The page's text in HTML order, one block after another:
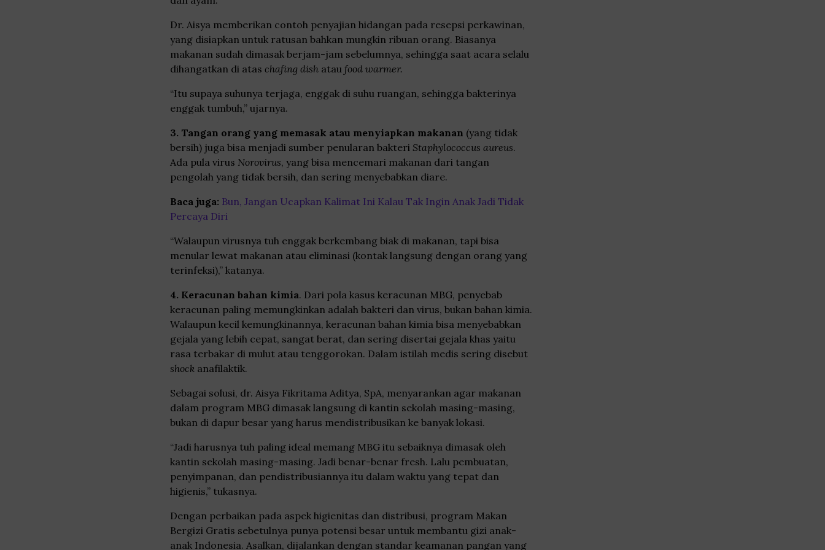
Dr. Aisya memberikan contoh penyajian hidangan pada resepsi perkawinan,
yang disiapkan untuk ratusan bahkan mungkin ribuan orang. Biasanya
makanan sudah dimasak berjam-jam sebelumnya, sehingga saat acara selalu
dihangatkan di atas chafing dishatau food warmer.
“Itu supaya suhunya terjaga, enggak di suhu ruangan, sehingga bakterinya
enggak tumbuh,” ujarnya.
3. Tangan orang yang memasak atau menyiapkan makanan (yang tidak
bersih) juga bisa menjadi sumber penularan bakteri Staphylococcus aureus.
Ada pula virus Norovirus, yang bisa mencemari makanan dari tangan
pengolah yang tidak bersih, dan sering menyebabkan diare.
Baca juga: Bun, Jangan Ucapkan Kalimat Ini Kalau Tak Ingin Anak Jadi Tidak
Percaya Diri
“Walaupun virusnya tuh enggak berkembang biak di makanan, tapi bisa
menular lewat makanan atau eliminasi (kontak langsung dengan orang yang
terinfeksi),” katanya.
4. Keracunan bahan kimia. Dari pola kasus keracunan MBG, penyebab
keracunan paling memungkinkan adalah bakteri dan virus, bukan bahan kimia.
Walaupun kecil kemungkinannya, keracunan bahan kimia bisa menyebabkan
gejala yang lebih cepat, sangat berat, dan sering disertai gejala khas yaitu
rasa terbakar di mulut atau tenggorokan. Dalam istilah medis sering disebut
shock anafilaktik.
Sebagai solusi, dr. Aisya Fikritama Aditya, SpA, menyarankan agar makanan
dalam program MBG dimasak langsung di kantin sekolah masing-masing,
bukan di dapur besar yang harus mendistribusikan ke banyak lokasi.
“Jadi harusnya tuh paling ideal memang MBG itu sebaiknya dimasak oleh
kantin sekolah masing-masing. Jadi benar-benar fresh. Lalu pembuatan,
penyimpanan, dan pendistribusiannya itu dalam waktu yang tepat dan
higienis,” tukasnya.
Dengan perbaikan pada aspek higienitas dan distribusi, program Makan
Bergizi Gratis sebetulnya punya potensi besar untuk membantu gizi anak-
anak Indonesia. Asalkan, dijalankan dengan standar keamanan pangan yang